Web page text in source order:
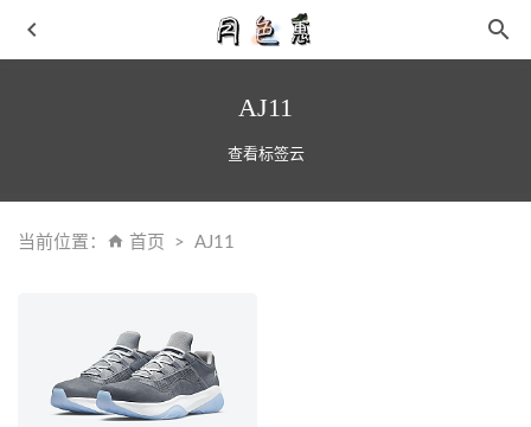
AJ11
查看标签云
当前位置： 首页 AJ11
李宁全新超越 Infinity 鞋款上架发售，多款配色任选
05-21